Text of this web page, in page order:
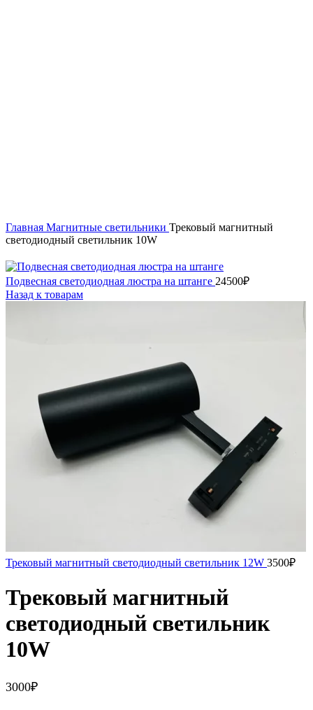
Главная Магнитные светильники Трековый магнитный
светодиодный светильник 10W
Подвесная светодиодная люстра на штанге 24500₽
Назад к товарам
Трековый магнитный светодиодный светильник 12W 3500₽
Трековый магнитный
светодиодный светильник
10W
3000₽